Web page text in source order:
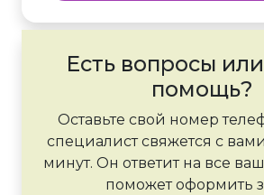
Есть вопросы
помощь?
Оставьте свой номер
специалист свяжется с
минут. Он ответит на все
поможет оформить